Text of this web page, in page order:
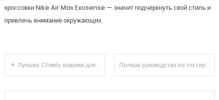
кроссовки Nike Air Max Exosense — значит подчеркнуть свой стиль и
привлечь внимание окружающих.
Навигация по записям
Лучшие Chexly коврики для авто на AliExpress Полное руководство по тестированию на котиков